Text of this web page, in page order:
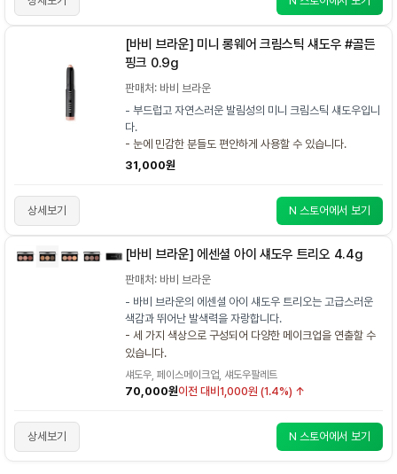
[바비 브라운] 미니 롱웨어 크림스틱 섀도우 #골든
핑크 0.9g
판매처: 바비 브라운
- 부드럽고 자연스러운 발림성의 미니 크림스틱 섀도우입니
다.
- 눈에 민감한 분들도 편안하게 사용할 수 있습니다.
31,000원
상세보기 N 스토어에서 보기
[바비 브라운] 에센셜 아이 섀도우 트리오 4.4g
판매처: 바비 브라운
- 바비 브라운의 에센셜 아이 섀도우 트리오는 고급스러운
색감과 뛰어난 발색력을 자랑합니다.
- 세 가지 색상으로 구성되어 다양한 메이크업을 연출할 수
있습니다.
섀도우, 페이스메이크업, 섀도우팔레트
70,000원이전 대비 1,000원 (1.4%) ↑
상세보기 N 스토어에서 보기